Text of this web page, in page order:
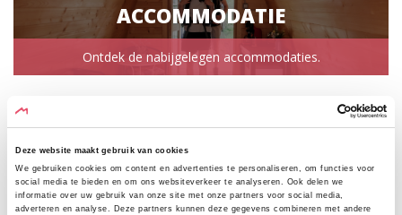
Deze website maakt gebruik van cookies
We gebruiken cookies om content en advertenties te personaliseren, om functies voor
social media te bieden en om ons websiteverkeer te analyseren. Ook delen we
informatie over uw gebruik van onze site met onze partners voor social media,
adverteren en analyse. Deze partners kunnen deze gegevens combineren met andere
ACCOMMODATIE
Ontdek de nabijgelegen accommodaties.
RESTAURANTS